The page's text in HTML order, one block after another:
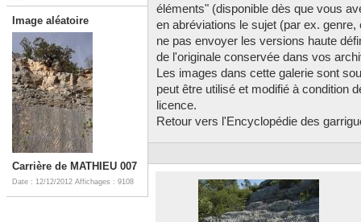
Image aléatoire
Carrière de MATHIEU 007
Date : 12/12/2012 Affichages : 9108
éléments" (disponible dès que vous
en abréviations le sujet (par ex.
ne pas envoyer les versions haute
de l'originale conservée dans vos
Les images dans cette galerie sont
peut être utilisé et modifié à condition
licence.
Retour vers l'Encyclopédie des